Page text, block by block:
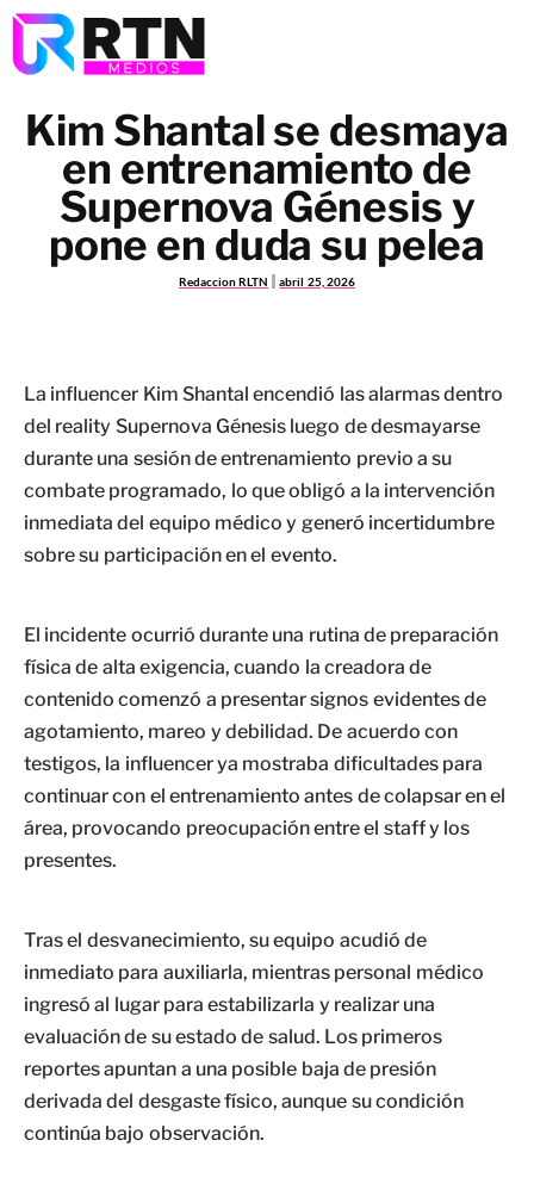
Kim Shantal se desmaya
en entrenamiento de
Supernova Génesis y
pone en duda su pelea
Redaccion RLTN abril 25, 2026
La influencer Kim Shantal encendió las alarmas dentro
del reality Supernova Génesis luego de desmayarse
durante una sesión de entrenamiento previo a su
combate programado, lo que obligó a la intervención
inmediata del equipo médico y generó incertidumbre
sobre su participación en el evento.
El incidente ocurrió durante una rutina de preparación
física de alta exigencia, cuando la creadora de
contenido comenzó a presentar signos evidentes de
agotamiento, mareo y debilidad. De acuerdo con
testigos, la influencer ya mostraba dificultades para
continuar con el entrenamiento antes de colapsar en el
área, provocando preocupación entre el staff y los
presentes.
Tras el desvanecimiento, su equipo acudió de
inmediato para auxiliarla, mientras personal médico
ingresó al lugar para estabilizarla y realizar una
evaluación de su estado de salud. Los primeros
reportes apuntan a una posible baja de presión
derivada del desgaste físico, aunque su condición
continúa bajo observación.